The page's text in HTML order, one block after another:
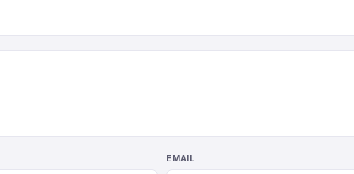
EMAIL